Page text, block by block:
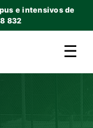
e intensivos de
832
☰